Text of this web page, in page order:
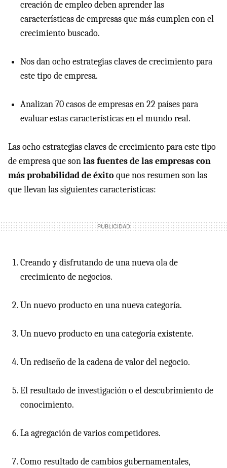
creación de empleo deben aprender las
características de empresas que más cumplen con el
crecimiento buscado.
Nos dan ocho estrategias claves de crecimiento para
este tipo de empresa.
Analizan 70 casos de empresas en 22 países para
evaluar estas características en el mundo real.
Las ocho estrategias claves de crecimiento para este tipo
de empresa que sonlas fuentes de las empresas con
más probabilidad de éxito que nos resumen son las
que llevan las siguientes características:
Creando y disfrutando de una nueva ola de
crecimiento de negocios.
Un nuevo producto en una nueva categoría.
Un nuevo producto en una categoría existente.
Un rediseño de la cadena de valor del negocio.
El resultado de investigación o el descubrimiento de
conocimiento.
La agregación de varios competidores.
Como resultado de cambios gubernamentales,